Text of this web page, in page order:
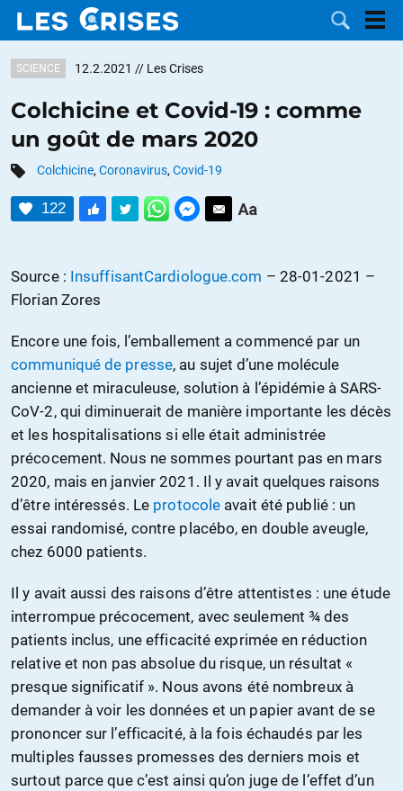
DOSSIERS
CATÉGORIES
NOUS
CONTACTER
FAIRE UN
SCIENCE 12.2.2021 // Les Crises
Colchicine et Covid-19 : comme
un goût de mars 2020
Colchicine, Coronavirus, Covid-19
122
Source : InsuffisantCardiologue.com – 28-01-2021 –
Florian Zores
Encore une fois, l’emballement a commencé par un
communiqué de presse, au sujet d’une molécule
ancienne et miraculeuse, solution à l’épidémie à SARS-
CoV-2, qui diminuerait de manière importante les décès
et les hospitalisations si elle était administrée
précocement. Nous ne sommes pourtant pas en mars
2020, mais en janvier 2021. Il y avait quelques raisons
d’être intéressés. Le protocole avait été publié : un
essai randomisé, contre placébo, en double aveugle,
chez 6000 patients.
Il y avait aussi des raisons d’être attentistes : une étude
interrompue précocement, avec seulement ¾ des
patients inclus, une efficacité exprimée en réduction
relative et non pas absolue du risque, un résultat «
presque significatif ». Nous avons été nombreux à
demander à voir les données et un papier avant de se
prononcer sur l’efficacité, à la fois échaudés par les
multiples fausses promesses des derniers mois et
surtout parce que c’est ainsi qu’on juge de l’effet d’un